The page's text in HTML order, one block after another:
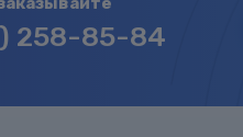
258-85-84